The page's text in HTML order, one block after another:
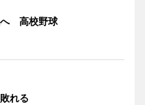
へ 高校野球
れる